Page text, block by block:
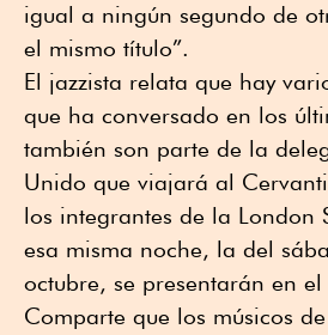
igual a ningún segundo de
el mismo título”.
El jazzista relata que hay
que ha conversado en los
también son parte de la
Unido que viajará al
los integrantes de la London
esa misma noche, la del
octubre, se presentarán en el
Comparte que los músicos